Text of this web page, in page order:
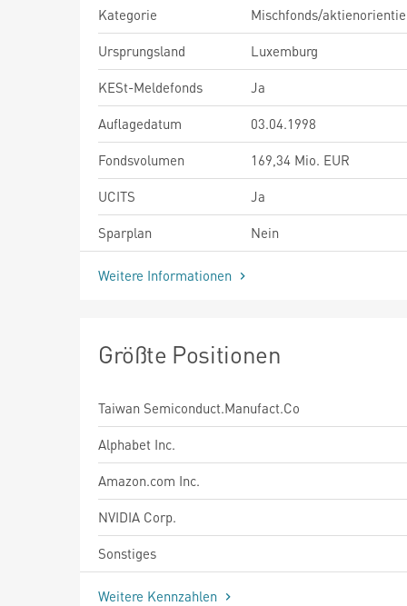
Kategorie
Mischfonds/
Ursprungsland
Luxemburg
KESt-Meldefonds
Ja
Auflagedatum
03.04.1998
Fondsvolumen
169,34 Mio. EUR
UCITS
Ja
Sparplan
Nein
Weitere Informationen
Größte Positionen
Taiwan Semiconduct.Manufact.Co
Alphabet Inc.
Amazon.com Inc.
NVIDIA Corp.
Sonstiges
Weitere Kennzahlen